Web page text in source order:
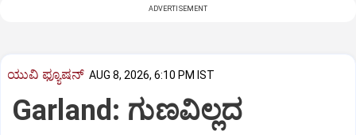
ADVERTISEMENT
ಯುವಿ ಫ್ಯೂಷನ್ AUG 8, 2026, 6:10 PM IST
Garland: ಗುಣವಿಲ್ಲದ